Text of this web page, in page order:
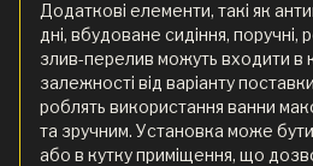
Додаткові елементи, такі як
дні, вбудоване сидіння, поручні,
злив-перелив можуть входити в
залежності від варіанту
роблять використання ванни
та зручним. Установка може бути
або в кутку приміщення, що